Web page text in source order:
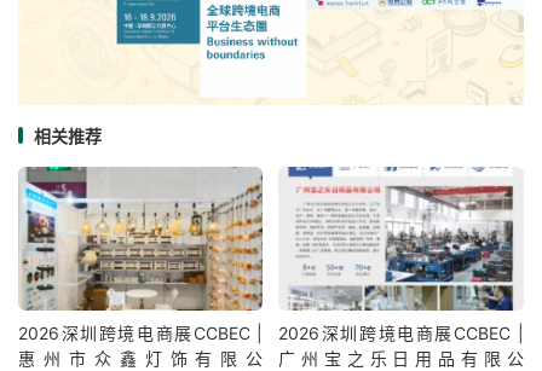
相关推荐
2026深圳跨境电商展CCBEC |
惠州市众鑫灯饰有限公
2026深圳跨境电商展CCBEC |
广州宝之乐日用品有限公